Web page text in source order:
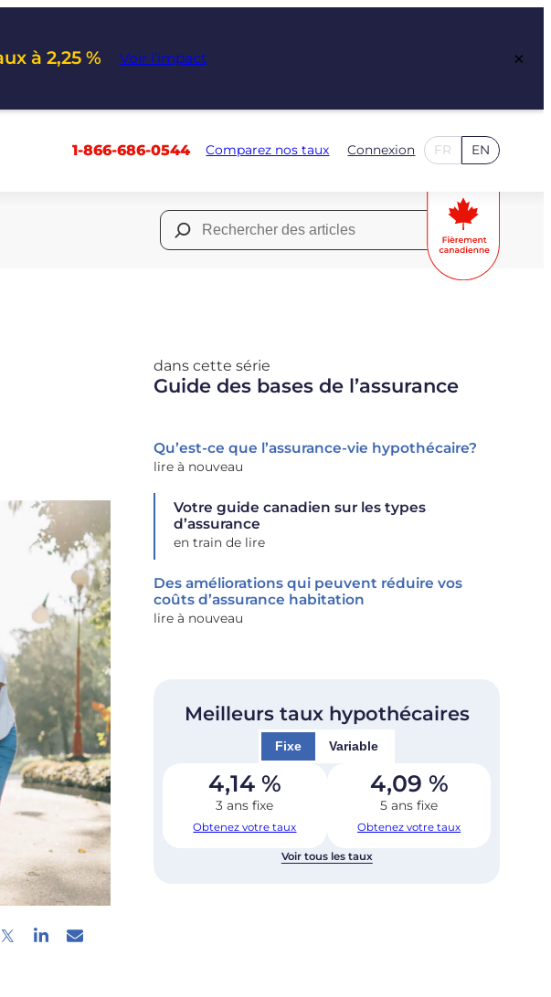
à 2,25 % Voir l’impact ×
1-866-686-0544 Comparez nos taux Connexion FR EN
Rechercher :
dans cette série
Guide des bases de l’assurance
Qu’est-ce que l’assurance-vie hypothécaire?
lire à nouveau
Votre guide canadien sur les types
d’assurance
en train de lire
Des améliorations qui peuvent réduire vos
coûts d’assurance habitation
lire à nouveau
Meilleurs taux hypothécaires
Fixe Variable
4,14 %
3 ans fixe
Obtenez votre taux
4,09 %
5 ans fixe
Obtenez votre taux
Voir tous les taux